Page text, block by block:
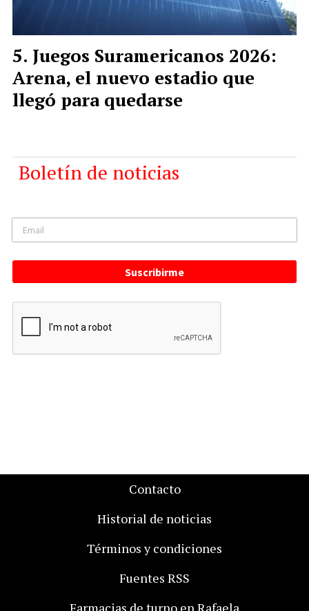
Juegos Suramericanos 2026:
Arena, el nuevo estadio que
llegó para quedarse
Boletín de noticias
Suscribirme
Contacto
Historial de noticias
Términos y condiciones
Fuentes RSS
Farmacias de turno en Rafaela